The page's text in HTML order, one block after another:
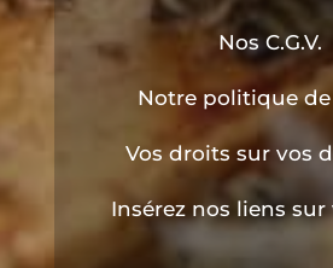
Nos C.G.V.
Notre politique
Vos droits sur vos
Insérez nos liens